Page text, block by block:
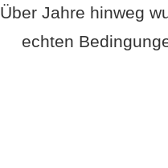
Über Jahre hinweg
echten